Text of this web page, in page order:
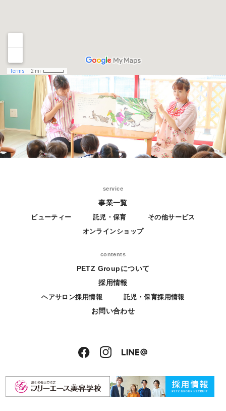
service
事業一覧
ビューティー 託児・保育
その他サービス
オンラインショップ
contents
PETZ Groupについて
採用情報
ヘアサロン採用情報 託児・保育採用情報
お問い合わせ